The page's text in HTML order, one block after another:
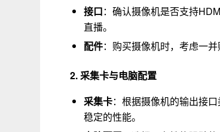
接口：确认摄像机是否支持
直播。
配件：购买摄像机时，考虑一
2. 采集卡与电脑配置
采集卡：根据摄像机的输出接
稳定的性能。